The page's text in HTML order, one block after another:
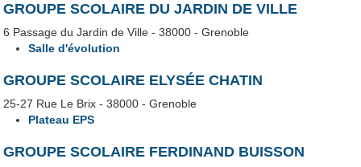
GROUPE SCOLAIRE DU JARDIN DE VILLE
6 Passage du Jardin de Ville - 38000 - Grenoble
Salle d'évolution
GROUPE SCOLAIRE ELYSÉE CHATIN
25-27 Rue Le Brix - 38000 - Grenoble
Plateau EPS
GROUPE SCOLAIRE FERDINAND BUISSON